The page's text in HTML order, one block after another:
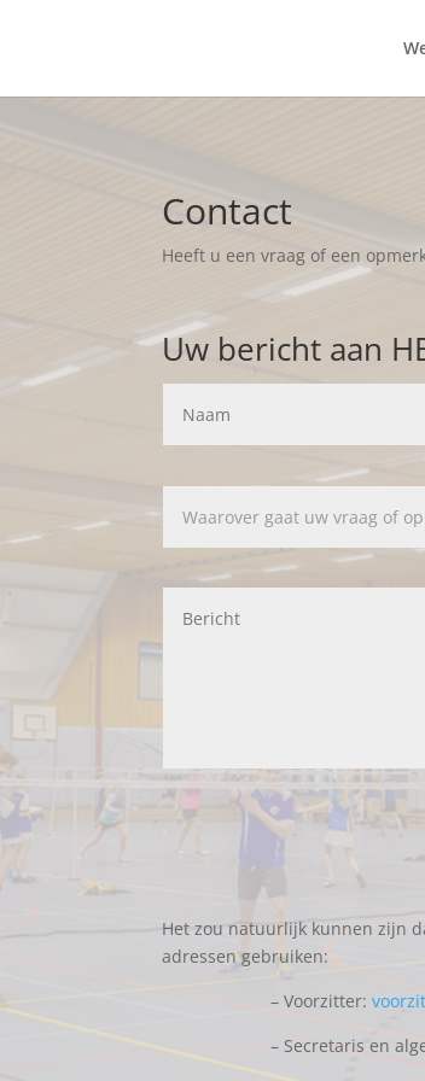
Contact
Heeft u een vraag of een
Uw bericht aan
Het zou natuurlijk kunnen zijn
adressen gebruiken:
– Voorzitter:
– Secretaris en